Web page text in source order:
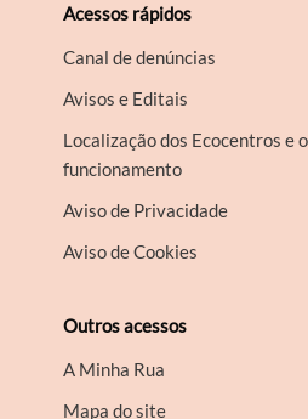
Acessos rápidos
Canal de denúncias
Avisos e Editais
Localização dos Ecocentros e
funcionamento
Aviso de Privacidade
Aviso de Cookies
Outros acessos
A Minha Rua
Mapa do site